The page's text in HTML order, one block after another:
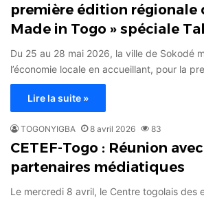
première édition régionale
Made in Togo » spéciale
Du 25 au 28 mai 2026, la ville de Sokodé
l’économie locale en accueillant, pour la
Lire la suite »
TOGONYIGBA 8 avril 2026 83
CETEF-Togo : Réunion
partenaires médiatiques
Le mercredi 8 avril, le Centre togolais des